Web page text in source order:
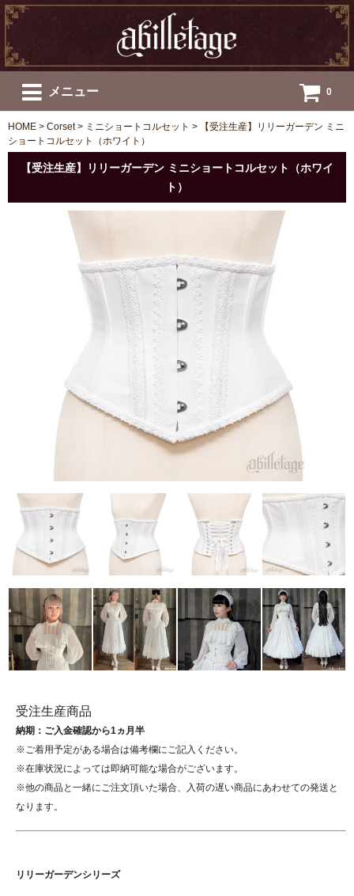
メニュー 0
HOME > Corset> ミニショートコルセット >
【受注生産】リリーガーデン ミニ
ショートコルセット（ホワイト）
【受注生産】リリーガーデン ミニショートコルセット（ホワイ
ト）
受注生産商品
納期：ご入金確認から1ヵ月半
※ご着用予定がある場合は備考欄にご記入ください。
※在庫状況によっては即納可能な場合がございます。
※他の商品と一緒にご注文頂いた場合、入荷の遅い商品にあわせての発送と
なります。
リリーガーデンシリーズ